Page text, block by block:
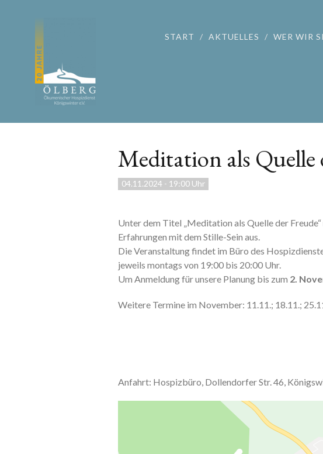
START AKTUELLES WER WIR
Meditation als Quelle
04.11.2024 - 19:00 Uhr
Unter dem Titel „Meditation als Quelle der
Erfahrungen mit dem Stille-Sein aus.
Die Veranstaltung findet im Büro des
jeweils montags von 19:00 bis 20:00 Uhr.
Um Anmeldung für unsere Planung bis zum 2.
Weitere Termine im November: 11.11.; 18.11.;
Anfahrt: Hospizbüro, Dollendorfer Str. 46,